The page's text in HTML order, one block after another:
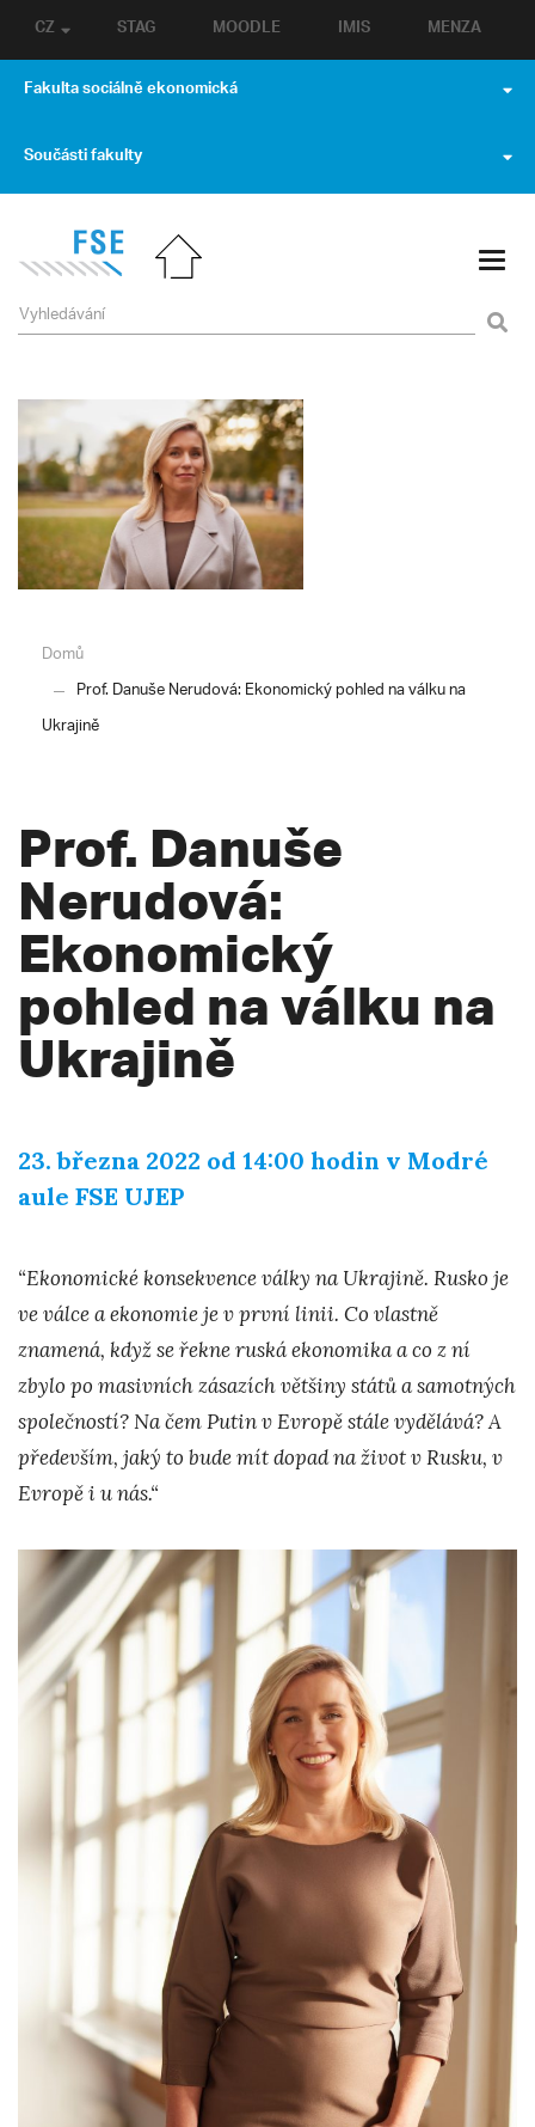
STAG MOODLE IMIS MENZA
CZ
Fakulta sociálně ekonomická
Součásti fakulty
Domů
Prof. Danuše Nerudová: Ekonomický pohled na válku na
Ukrajině
Prof. Danuše
Nerudová:
Ekonomický
pohled na válku na
Ukrajině
23. března 2022 od 14:00 hodin v Modré
aule FSE UJEP
“Ekonomické konsekvence války na Ukrajině. Rusko je
ve válce a ekonomie je v první linii. Co vlastně
znamená, když se řekne ruská ekonomika a co z ní
zbylo po masivních zásazích většiny států a samotných
společností? Na čem Putin v Evropě stále vydělává? A
především, jaký to bude mít dopad na život v Rusku, v
Evropě i u nás.“